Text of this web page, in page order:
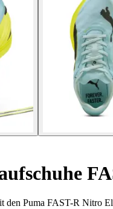
Puma FAST-R Nitro